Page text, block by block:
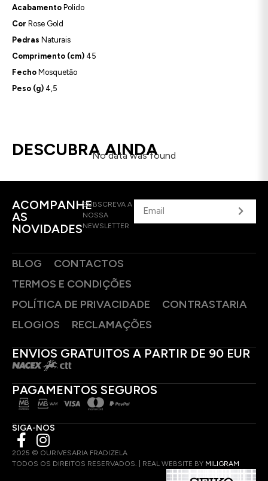
Acabamento Polido
Cor Rose Gold
Pedras Naturais
Comprimento (cm) 45
Fecho Mosquetão
Peso (g) 4,5
DESCUBRA AINDA
No data was found
ACOMPANHE
AS
NOVIDADES
SUBSCREVA A
NOSSA
NEWSLETTER
BLOG
CONTACTOS
TERMOS E CONDIÇÕES
POLÍTICA DE PRIVACIDADE
CONTRASTARIA
ELOGIOS
RECLAMAÇÕES
ENVIOS GRATUITOS A PARTIR DE 90 EUR
PAGAMENTOS SEGUROS
SIGA-NOS
2025 © OURIVESARIA FRADIZELA
TODOS OS DIREITOS RESERVADOS. | REAL WEBSITE BY MILIGRAM